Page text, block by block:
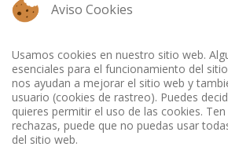
Aviso Cookies
Usamos cookies en nuestro sitio web.
esenciales para el funcionamiento del
nos ayudan a mejorar el sitio web y
usuario (cookies de rastreo). Puedes
quieres permitir el uso de las cookies.
rechazas, puede que no puedas usar
del sitio web.